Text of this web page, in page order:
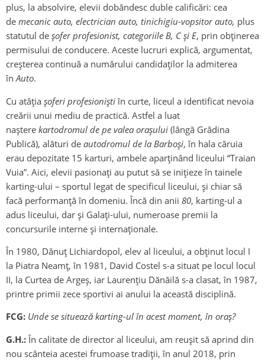
plus, la absolvire, elevii dobândesc duble calificări: cea
de mecanic auto, electrician auto, tinichigiu-vopsitor auto, plus
statutul de şofer profesionist, categoriile B, C şi E, prin obținerea
permisului de conducere. Aceste lucruri explică, argumentat,
creșterea continuă a numărului candidaţilor la admiterea
înAuto.
Cu atâția șoferi profesioniștiîn curte, liceul a identificat nevoia
creării unui mediu de practică. Astfel a luat
naștere kartodromul de pe valea oraşului (lângă Grădina
Publică), alături de autodromul de la Barboşi, în hala căruia
erau depozitate 15 karturi, ambele aparținând liceului “Traian
Vuia”. Aici, elevii pasionați au putut să se inițieze în tainele
karting-ului – sportul legat de specificul liceului, și chiar să
facă performanță în domeniu. Încă din anii 80, karting-ul a
adus liceului, dar și Galați-ului, numeroase premii la
concursurile interne şi internaţionale.
În 1980, Dănuţ Lichiardopol, elev al liceului, a obținut locul I
la Piatra Neamţ, în 1981, David Costel s-a situat pe locul locul
II, la Curtea de Argeş, iar Laurenţiu Dănăilă s-a clasat, în 1987,
printre primii zece sportivi ai anului la această disciplină.
FCG: Unde se situează karting-ul în acest moment, în oraș?
G.H.:În calitate de director al liceului, am reușit să aprind din
nou scânteia acestei frumoase tradiții, în anul 2018, prin